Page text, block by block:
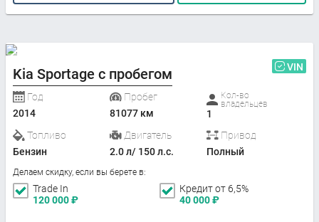
Kia Sportage с пробегом VIN
Год
2014
Пробег
81077 км
Кол-во
владельцев
1
Топливо
Бензин
Двигатель
2.0 л/ 150 л.с.
Привод
Полный
Делаем скидку, если вы берете в:
Trade In
120 000₽
Кредит от 6,5%
40 000₽